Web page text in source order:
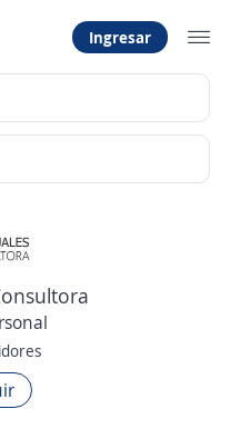
Ingresar